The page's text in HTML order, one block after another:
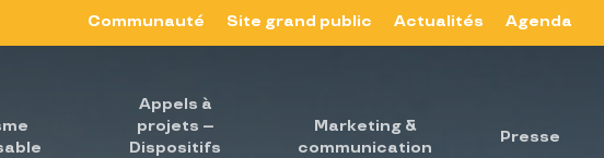
Communauté Site grand public Actualités Agenda
Appels à
projets –
Dispositifs
Marketing &
communication
Presse